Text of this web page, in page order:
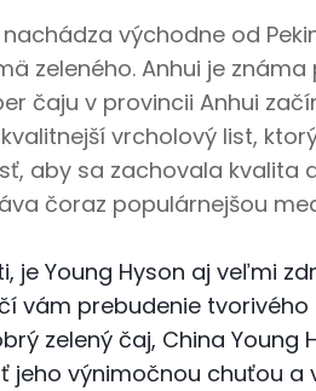
nachádza východne od
zeleného. Anhui je
čaju v provincii Anhui
vrcholový list,
aby sa zachovala kvalita
čoraz populárnejšou
je Young Hyson aj veľmi
vám prebudenie
zelený čaj, China
jeho výnimočnou chuťou a